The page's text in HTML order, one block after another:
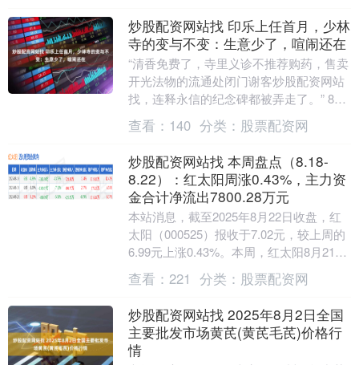
炒股配资网站找 印乐上任首月，少林
寺的变与不变：生意少了，喧闹还在
“清香免费了，寺里义诊不推荐购药，售卖
开光法物的流通处闭门谢客炒股配资网站
找，连释永信的纪念碑都被弄走了。” 8月
中旬，在登封做了十几年导游的东萍向时
代周报记者....
查看： 140 分类： 股票配资网
炒股配资网站找 本周盘点（8.18-
8.22）：红太阳周涨0.43%，主力资
金合计净流出7800.28万元
本站消息，截至2025年8月22日收盘，红
太阳（000525）报收于7.02元，较上周的
6.99元上涨0.43%。本周，红太阳8月21日
盘中最高价报7.18元。....
查看： 221 分类： 股票配资网
炒股配资网站找 2025年8月2日全国
主要批发市场黄芪(黄芪毛芪)价格行
情